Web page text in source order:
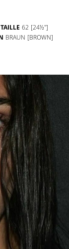
TAILLE 62 [24½'']
BRAUN [BROWN]